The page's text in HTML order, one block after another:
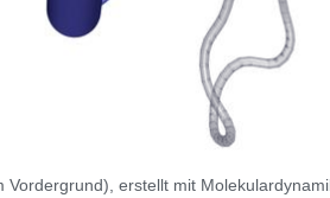
erstellt mit